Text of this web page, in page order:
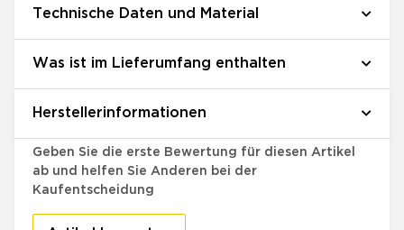
Technische Daten und Material
Was ist im Lieferumfang enthalten
Herstellerinformationen
Geben Sie die erste Bewertung für diesen Artikel
ab und helfen Sie Anderen bei der
Kaufentscheidung